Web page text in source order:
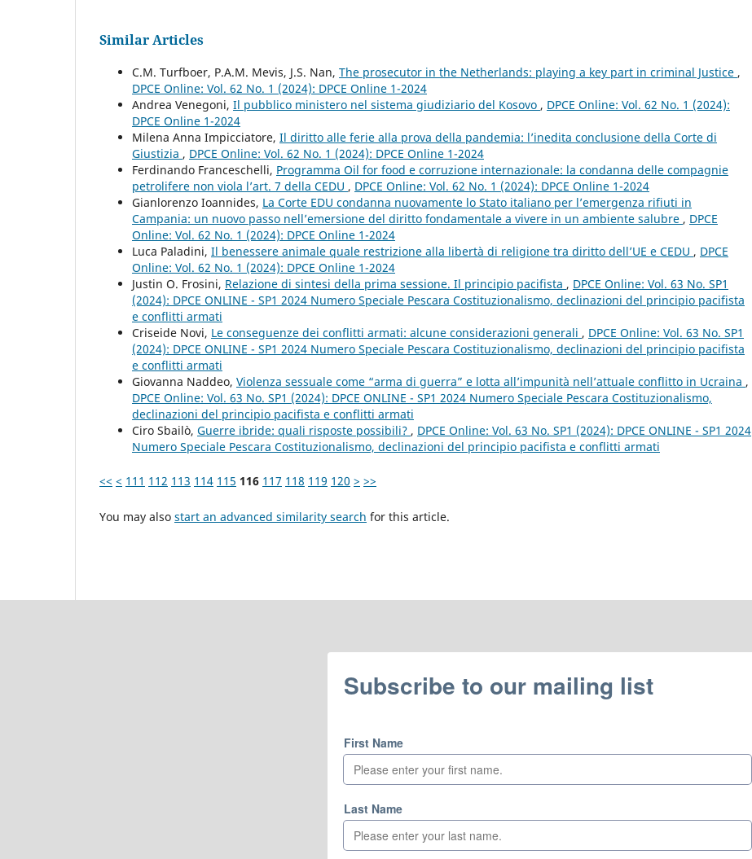
Similar Articles
C.M. Turfboer, P.A.M. Mevis, J.S. Nan, The prosecutor in the Netherlands: playing a key part in criminal Justice ,
DPCE Online: Vol. 62 No. 1 (2024): DPCE Online 1-2024
Andrea Venegoni, Il pubblico ministero nel sistema giudiziario del Kosovo , DPCE Online: Vol. 62 No. 1 (2024):
DPCE Online 1-2024
Milena Anna Impicciatore, Il diritto alle ferie alla prova della pandemia: l’inedita conclusione della Corte di
Giustizia , DPCE Online: Vol. 62 No. 1 (2024): DPCE Online 1-2024
Ferdinando Franceschelli, Programma Oil for food e corruzione internazionale: la condanna delle compagnie
petrolifere non viola l’art. 7 della CEDU , DPCE Online: Vol. 62 No. 1 (2024): DPCE Online 1-2024
Gianlorenzo Ioannides, La Corte EDU condanna nuovamente lo Stato italiano per l’emergenza rifiuti in
Campania: un nuovo passo nell’emersione del diritto fondamentale a vivere in un ambiente salubre , DPCE
Online: Vol. 62 No. 1 (2024): DPCE Online 1-2024
Luca Paladini, Il benessere animale quale restrizione alla libertà di religione tra diritto dell’UE e CEDU , DPCE
Online: Vol. 62 No. 1 (2024): DPCE Online 1-2024
Justin O. Frosini, Relazione di sintesi della prima sessione. Il principio pacifista , DPCE Online: Vol. 63 No. SP1
(2024): DPCE ONLINE - SP1 2024 Numero Speciale Pescara Costituzionalismo, declinazioni del principio pacifista
e conflitti armati
Criseide Novi, Le conseguenze dei conflitti armati: alcune considerazioni generali , DPCE Online: Vol. 63 No. SP1
(2024): DPCE ONLINE - SP1 2024 Numero Speciale Pescara Costituzionalismo, declinazioni del principio pacifista
e conflitti armati
Giovanna Naddeo, Violenza sessuale come “arma di guerra” e lotta all’impunità nell’attuale conflitto in Ucraina ,
DPCE Online: Vol. 63 No. SP1 (2024): DPCE ONLINE - SP1 2024 Numero Speciale Pescara Costituzionalismo,
declinazioni del principio pacifista e conflitti armati
Ciro Sbailò, Guerre ibride: quali risposte possibili? , DPCE Online: Vol. 63 No. SP1 (2024): DPCE ONLINE - SP1 2024
Numero Speciale Pescara Costituzionalismo, declinazioni del principio pacifista e conflitti armati
<< < 111 112 113 114 115 116 117 118 119 120 > >>
You may also start an advanced similarity search for this article.